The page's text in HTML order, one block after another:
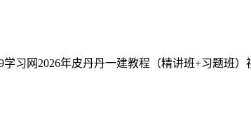
习网2026年皮丹丹一建教程（精讲班+习题班